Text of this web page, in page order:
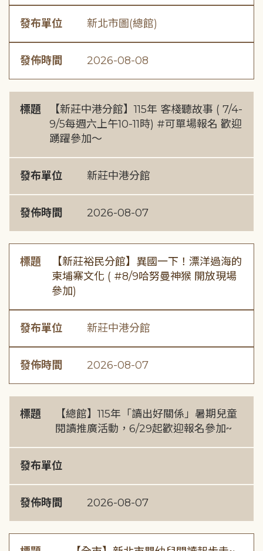
發布單位 新北市圖(總館)
發佈時間 2026-08-08
標題
【新莊中港分館】115年 客棧聽故事 ( 7/4-
9/5每週六上午10-11時) #可單場報名 歡迎
踴躍參加～
發布單位 新莊中港分館
發佈時間 2026-08-07
標題
【新莊裕民分館】異國一下！漂洋過海的
柬埔寨文化 ( #8/9哈努曼神猴 開放現場
參加)
發布單位 新莊中港分館
發佈時間 2026-08-07
標題
【總館】115年「讀出好關係」暑期兒童
閱讀推廣活動，6/29起歡迎報名參加~
發布單位
發佈時間 2026-08-07